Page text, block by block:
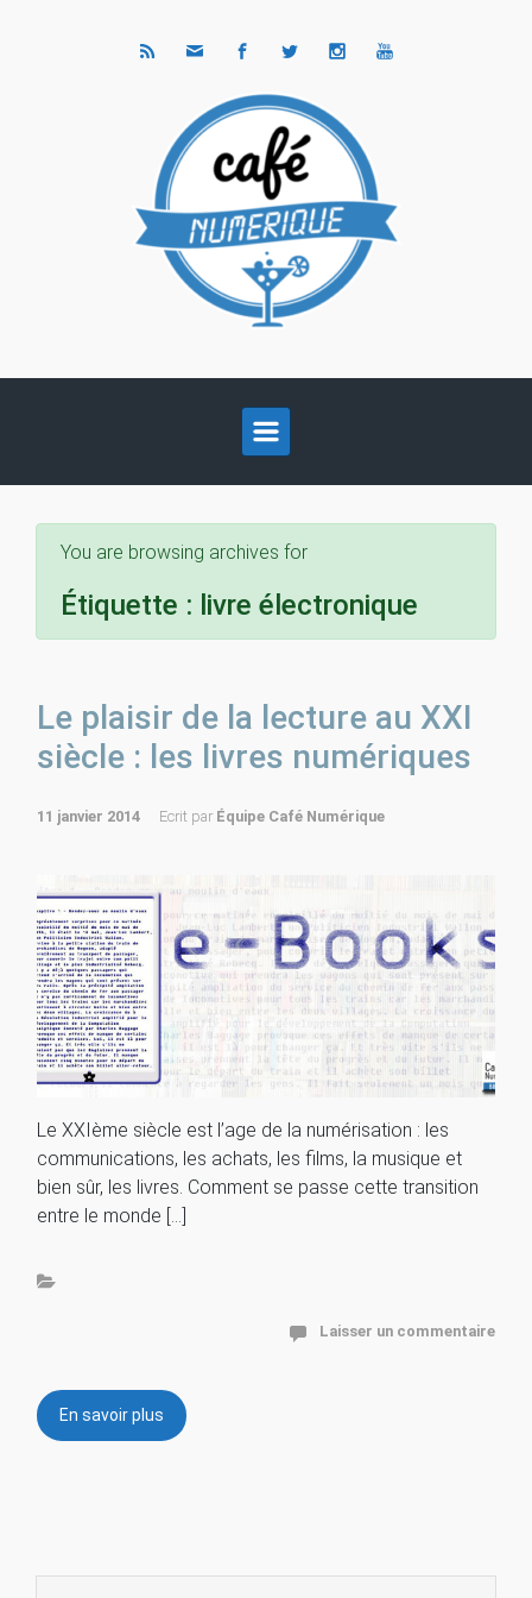
You are browsing archives for
Étiquette : livre électronique
Le plaisir de la lecture au XXI
siècle : les livres numériques
11 janvier 2014 Ecrit par Équipe Café Numérique
Le XXIème siècle est l’age de la numérisation : les
communications, les achats, les films, la musique et
bien sûr, les livres. Comment se passe cette transition
entre le monde […]
Laisser un commentaire
En savoir plus